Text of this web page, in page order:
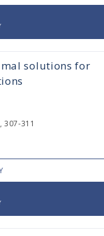
solutions for
311